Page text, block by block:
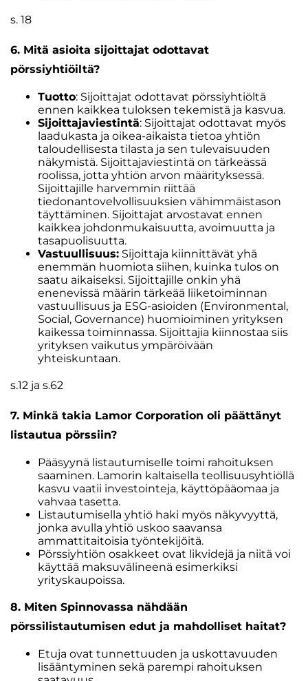
s. 18
6. Mitä asioita sijoittajat odottavat
pörssiyhtiöiltä?
Tuotto: Sijoittajat odottavat pörssiyhtiöltä
ennen kaikkea tuloksen tekemistä ja kasvua.
Sijoittajaviestintä: Sijoittajat odottavat myös
laadukasta ja oikea-aikaista tietoa yhtiön
taloudellisesta tilasta ja sen tulevaisuuden
näkymistä. Sijoittajaviestintä on tärkeässä
roolissa, jotta yhtiön arvon määrityksessä.
Sijoittajille harvemmin riittää
tiedonantovelvollisuuksien vähimmäistason
täyttäminen. Sijoittajat arvostavat ennen
kaikkea johdonmukaisuutta, avoimuutta ja
tasapuolisuutta.
Vastuullisuus: Sijoittaja kiinnittävät yhä
enemmän huomiota siihen, kuinka tulos on
saatu aikaiseksi. Sijoittajille onkin yhä
enenevissä määrin tärkeää liiketoiminnan
vastuullisuus ja ESG-asioiden (Environmental,
Social, Governance) huomioiminen yrityksen
kaikessa toiminnassa. Sijoittajia kiinnostaa siis
yrityksen vaikutus ympäröivään
yhteiskuntaan.
s.12 ja s.62
7. Minkä takia Lamor Corporation oli päättänyt
listautua pörssiin?
Pääsyynä listautumiselle toimi rahoituksen
saaminen. Lamorin kaltaisella teollisuusyhtiöllä
kasvu vaatii investointeja, käyttöpääomaa ja
vahvaa tasetta.
Listautumisella yhtiö haki myös näkyvyyttä,
jonka avulla yhtiö uskoo saavansa
ammattitaitoisia työntekijöitä.
Pörssiyhtiön osakkeet ovat likvidejä ja niitä voi
käyttää maksuvälineenä esimerkiksi
yrityskaupoissa.
8. Miten Spinnovassa nähdään
pörssilistautumisen edut ja mahdolliset haitat?
Etuja ovat tunnettuuden ja uskottavuuden
lisääntyminen sekä parempi rahoituksen